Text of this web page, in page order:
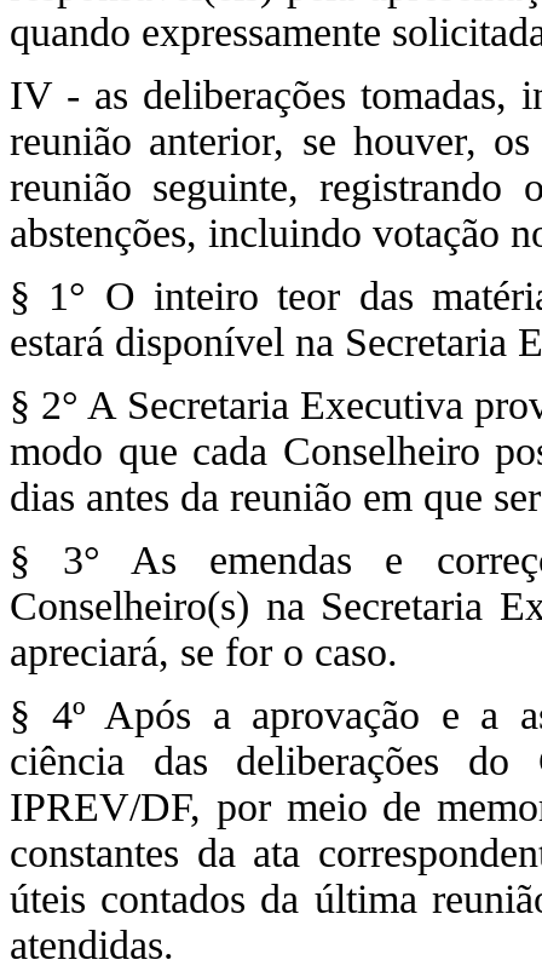
quando expressamente
IV - as deliberações tomadas,
reunião anterior, se houver,
reunião seguinte,
abstenções, incluindo votação
§ 1° O inteiro teor das
estará disponível na Secretaria
§ 2° A Secretaria Executiva
modo que cada Conselheiro
dias antes da reunião em que
§ 3° As emendas e
Conselheiro(s) na Secretaria
apreciará, se for o caso.
§ 4º Após a aprovação e a
ciência das deliberações
IPREV/DF, por meio de
constantes da ata
úteis contados da última
atendidas.